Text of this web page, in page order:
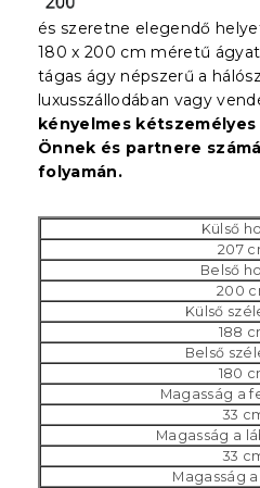
és szeretne elegendő
180 x 200 cm méretű
tágas ágy népszerű a
luxusszállodában vagy
kényelmes
Önnek és partnere
folyamán.
Külső
207
Belső
200
Külső
188
Belső
180
Magasság a
33
Magasság a
33
Magasság